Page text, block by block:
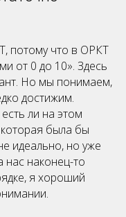
потому что в ОРКТ
от 0 до 10». Здесь
Но мы понимаем,
достижим.
ли на этом
была бы
идеально, но уже
нас наконец-то
я хороший